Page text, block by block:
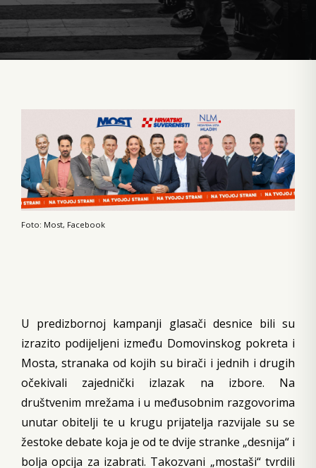
Foto: Most, Facebook
U predizbornoj kampanji glasači desnice bili su
izrazito podijeljeni između Domovinskog pokreta i
Mosta, stranaka od kojih su birači i jednih i drugih
očekivali zajednički izlazak na izbore. Na
društvenim mrežama i u međusobnim razgovorima
unutar obitelji te u krugu prijatelja razvijale su se
žestoke debate koja je od te dvije stranke „desnija“ i
bolja opcija za izabrati. Takozvani „mostaši“ tvrdili